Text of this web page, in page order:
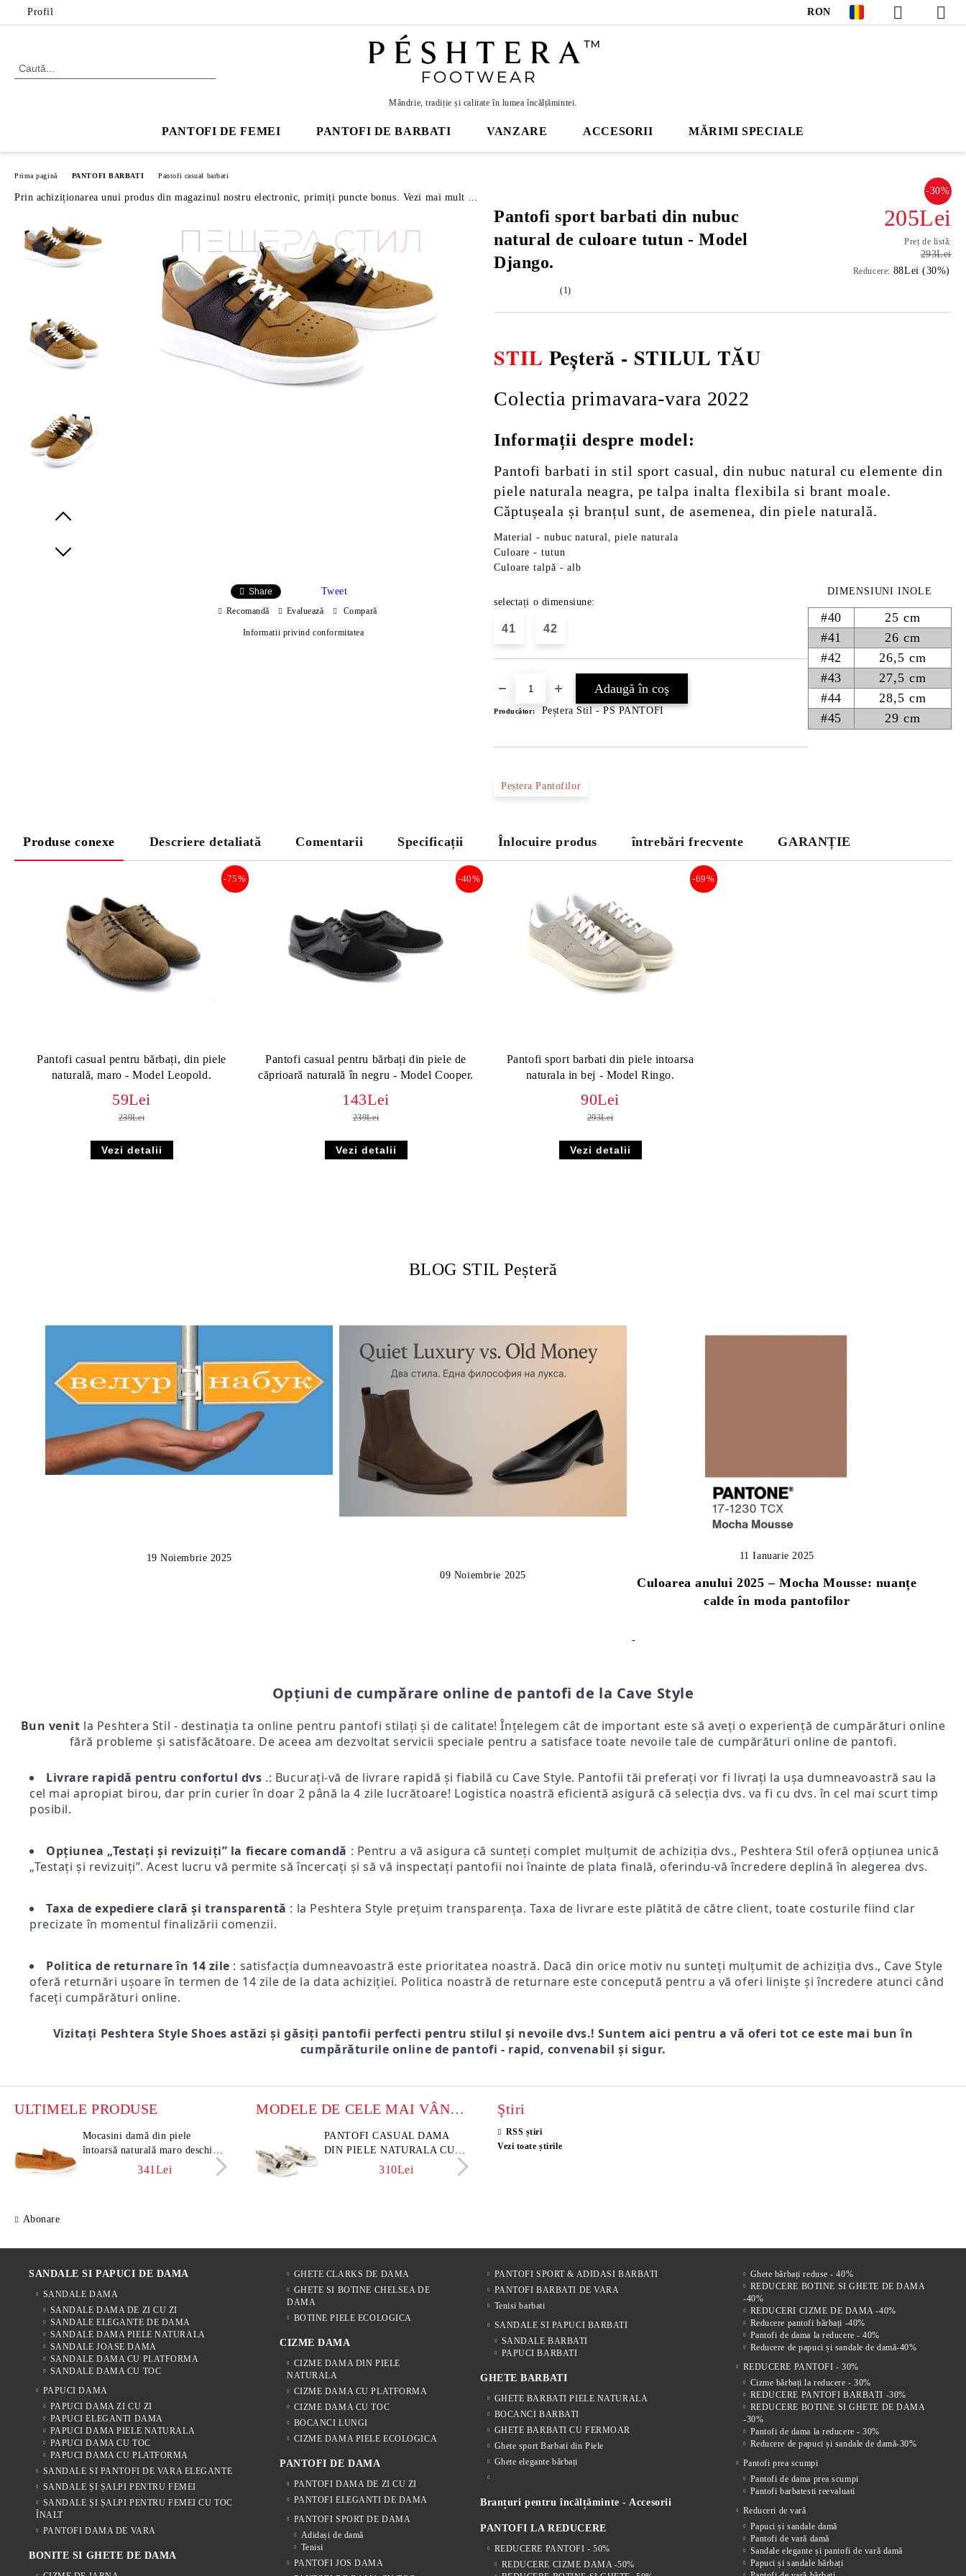
Profil RON
Mândrie, tradiție și calitate în lumea încălțămintei.
PANTOFI DE FEMEI PANTOFI DE BARBATI VANZARE ACCESORII MĂRIMI SPECIALE
Prima pagină PANTOFI BARBATI Pantofi casual barbati
Prin achiziționarea unui produs din magazinul nostru electronic, primiți puncte bonus. Vezi mai mult ...
Pantofi sport barbati din nubuc
natural de culoare tutun - Model
Django.
-30%
205Lei
Preț de listă:
293Lei
Reducere: 88Lei (30%)
(1)
STIL Peșteră - STILUL TĂU
Colectia primavara-vara 2022
Informații despre model:
Pantofi barbati in stil sport casual, din nubuc natural cu elemente din
piele naturala neagra, pe talpa inalta flexibila si brant moale.
Căptușeala și branțul sunt, de asemenea, din piele naturală.
Material - nubuc natural, piele naturala
Culoare - tutun
Culoare talpă - alb
DIMENSIUNI INOLE
#40
25 cm
#41
26 cm
#42
26,5 cm
#43
27,5 cm
#44
28,5 cm
#45
29 cm
selectați o dimensiune:
41 42
Producător: Peștera Stil - PS PANTOFI
Peștera Pantofilor
Share Tweet
Recomandă Evaluează Compară
Informatii privind conformitatea
Produse conexe Descriere detaliată Comentarii Specificații Înlocuire produs întrebări frecvente GARANȚIE
Pantofi casual pentru bărbați, din piele
naturală, maro - Model Leopold.
-75%
59Lei
239Lei
Vezi detalii
Pantofi casual pentru bărbați din piele de
căprioară naturală în negru - Model Cooper.
-40%
143Lei
239Lei
Vezi detalii
Pantofi sport barbati din piele intoarsa
naturala in bej - Model Ringo.
-69%
90Lei
293Lei
Vezi detalii
BLOG STIL Peșteră
19 Noiembrie 2025
09 Noiembrie 2025
Culoarea anului 2025 – Mocha Mousse: nuanțe
calde în moda pantofilor
11 Ianuarie 2025
-
Opțiuni de cumpărare online de pantofi de la Cave Style
Bun venit la Peshtera Stil - destinația ta online pentru pantofi stilați și de calitate! Înțelegem cât de important este să aveți o experiență de cumpărături online
fără probleme și satisfăcătoare. De aceea am dezvoltat servicii speciale pentru a satisface toate nevoile tale de cumpărături online de pantofi.
Livrare rapidă pentru confortul dvs .: Bucurați-vă de livrare rapidă și fiabilă cu Cave Style. Pantofii tăi preferați vor fi livrați la ușa dumneavoastră sau la
cel mai apropiat birou, dar prin curier în doar 2 până la 4 zile lucrătoare! Logistica noastră eficientă asigură că selecția dvs. va fi cu dvs. în cel mai scurt timp
posibil.
Opțiunea „Testați și revizuiți” la fiecare comandă : Pentru a vă asigura că sunteți complet mulțumit de achiziția dvs., Peshtera Stil oferă opțiunea unică
„Testați și revizuiți”. Acest lucru vă permite să încercați și să vă inspectați pantofii noi înainte de plata finală, oferindu-vă încredere deplină în alegerea dvs.
Taxa de expediere clară și transparentă : la Peshtera Style prețuim transparența. Taxa de livrare este plătită de către client, toate costurile fiind clar
precizate în momentul finalizării comenzii.
Politica de returnare în 14 zile : satisfacția dumneavoastră este prioritatea noastră. Dacă din orice motiv nu sunteți mulțumit de achiziția dvs., Cave Style
oferă returnări ușoare în termen de 14 zile de la data achiziției. Politica noastră de returnare este concepută pentru a vă oferi liniște și încredere atunci când
faceți cumpărături online.
Vizitați Peshtera Style Shoes astăzi și găsiți pantofii perfecti pentru stilul și nevoile dvs.! Suntem aici pentru a vă oferi tot ce este mai bun în
cumpărăturile online de pantofi - rapid, convenabil și sigur.
ULTIMELE PRODUSE
Mocasini damă din piele
întoarsă naturală maro deschis –
341Lei
Mocasini damă din piele
întoarsă naturală maro închis –
Vero Lume
341Lei
Sandale damă din piele velur
naturală culoare maro deschis
Abonare
MODELE DE CELE MAI VÂNZATE
PANTOFI CASUAL DAMA
DIN PIELE NATURALA CU
IMPRIMEU FLORAL -
310Lei
ELIA MOVE – PANTOFI DE
VARĂ ALBI DIN PIELE
Ştiri
RSS știri
Vezi toate știrile
SANDALE SI PAPUCI DE DAMA
SANDALE DAMA
SANDALE DAMA DE ZI CU ZI
SANDALE ELEGANTE DE DAMA
SANDALE DAMA PIELE NATURALA
SANDALE JOASE DAMA
SANDALE DAMA CU PLATFORMA
SANDALE DAMA CU TOC
PAPUCI DAMA
PAPUCI DAMA ZI CU ZI
PAPUCI ELEGANTI DAMA
PAPUCI DAMA PIELE NATURALA
PAPUCI DAMA CU TOC
PAPUCI DAMA CU PLATFORMA
SANDALE SI PANTOFI DE VARA ELEGANTE
SANDALE ȘI ȘALPI PENTRU FEMEI
SANDALE ȘI ȘALPI PENTRU FEMEI CU TOC
ÎNALT
PANTOFI DAMA DE VARA
BONITE SI GHETE DE DAMA
GHETE CLARKS DE DAMA
GHETE SI BOTINE CHELSEA DE
DAMA
BOTINE PIELE ECOLOGICA
CIZME DAMA
CIZME DAMA DIN PIELE
NATURALA
CIZME DAMA CU PLATFORMA
CIZME DAMA CU TOC
BOCANCI LUNGI
CIZME DAMA PIELE ECOLOGICA
PANTOFI DE DAMA
PANTOFI DAMA DE ZI CU ZI
PANTOFI ELEGANTI DE DAMA
PANTOFI SPORT DE DAMA
Adidași de damă
Tenisi
PANTOFI JOS DAMA
PANTOFI SPORT & ADIDASI BARBATI
PANTOFI BARBATI DE VARA
Tenisi barbati
SANDALE SI PAPUCI BARBATI
SANDALE BARBATI
PAPUCI BARBATI
GHETE BARBATI
GHETE BARBATI PIELE NATURALA
BOCANCI BARBATI
GHETE BARBATI CU FERMOAR
Ghete sport Barbati din Piele
Ghete elegante bărbați
Branțuri pentru încălțăminte - Accesorii
PANTOFI LA REDUCERE
REDUCERE PANTOFI - 50%
REDUCERE CIZME DAMA -50%
Ghete bărbați reduse - 40%
REDUCERE BOTINE SI GHETE DE DAMA
-40%
REDUCERI CIZME DE DAMA -40%
Reducere pantofi bărbați -40%
Pantofi de dama la reducere - 40%
Reducere de papuci și sandale de damă-40%
REDUCERE PANTOFI - 30%
Cizme bărbați la reducere - 30%
REDUCERE PANTOFI BARBATI -30%
REDUCERE BOTINE SI GHETE DE DAMA
-30%
Pantofi de dama la reducere - 30%
Reducere de papuci și sandale de damă-30%
Pantofi prea scumpi
Pantofi de dama prea scumpi
Pantofi barbatesti reevaluati
Reduceri de vară
Papuci și sandale damă
Pantofi de vară damă
Sandale elegante și pantofi de vară damă
Papuci și sandale bărbați